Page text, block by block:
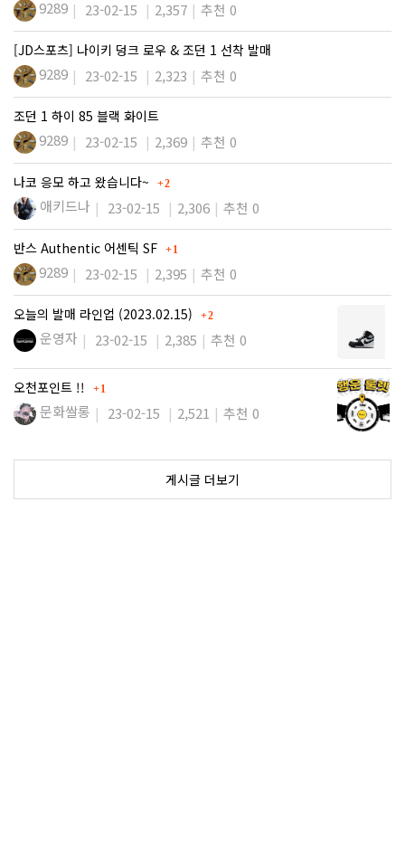
9289 23-02-15 2,357 추천 0
[JD스포츠] 나이키 덩크 로우 & 조던 1 선착 발매
9289 23-02-15 2,323 추천 0
조던 1 하이 85 블랙 화이트
9289 23-02-15 2,369 추천 0
나코 응모 하고 왔습니다~ 댓글
2
애키드나 23-02-15 2,306 추천 0
반스 Authentic 어센틱 SF 댓글
1
9289 23-02-15 2,395 추천 0
오늘의 발매 라인업 (2023.02.15) 댓글
2
운영자 23-02-15 2,385 추천 0
오천포인트 !! 댓글
1
문화쌀롱 23-02-15 2,521 추천 0
게시글 더보기